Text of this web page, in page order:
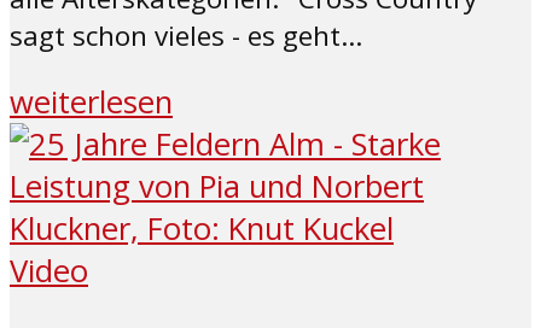
sagt schon vieles - es geht...
weiterlesen
Video